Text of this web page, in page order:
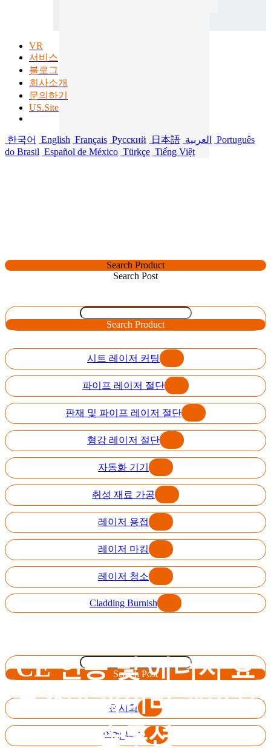
VR
서비스
블로그
회사소개
문의하기
US.Site
한국어 English Français Русский 日本語 العربية
Português
do Brasil Español de México Türkçe Tiếng Việt
Search Product
Search Post
Search Product
시트 레이저 커팅
파이프 레이저 절단
판재 및 파이프 레이저 절단
형강 레이저 절단
자동화 기기
취성 재료 가공
레이저 용접
레이저 마킹
레이저 청소
Cladding Burnish
Search Post
전시회
업계 뉴스
CE 인증 및 에너지 효
율적인 파이버 레이저
솔루션